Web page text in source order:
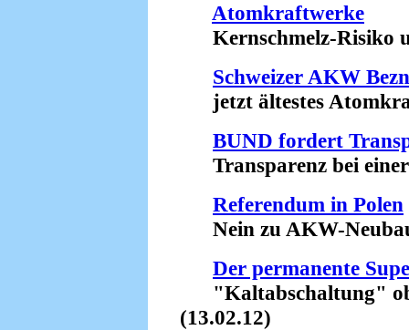
Atomkraftwerke
Kernschmelz-Risiko
Schweizer AKW
jetzt ältestes
BUND fordert
Transparenz bei einer
Referendum in Polen
Nein zu AKW-
Der permanente
"Kaltabschaltung"
(13.02.12)